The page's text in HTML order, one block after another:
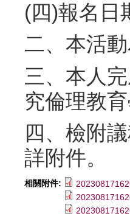
(四)報名日
二、本活
三、本人
究倫理教
四、檢附
詳附件。
相關附件: